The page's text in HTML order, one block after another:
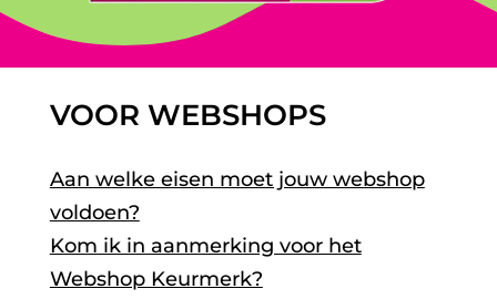
VOOR WEBSHOPS
Aan welke eisen moet jouw webshop
voldoen?
Kom ik in aanmerking voor het
Webshop Keurmerk?